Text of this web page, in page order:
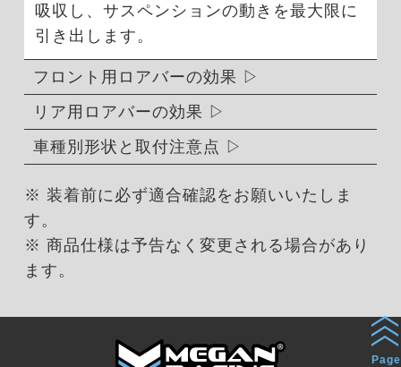
吸収し、サスペンションの動きを最大限に
引き出します。
フロント用ロアバーの効果
リア用ロアバーの効果
車種別形状と取付注意点
※ 装着前に必ず適合確認をお願いいたしま
す。
※ 商品仕様は予告なく変更される場合があり
ます。
Page